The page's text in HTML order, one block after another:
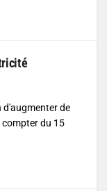
d'augmenter de
compter du 15